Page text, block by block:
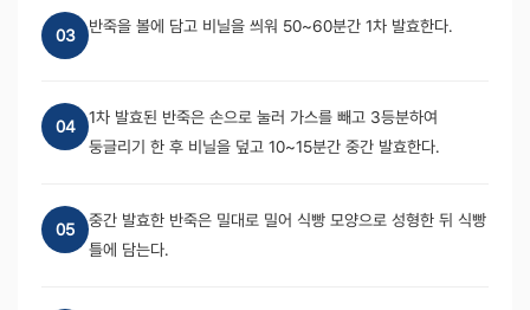
03 반죽을 볼에 담고 비닐을 씌워 50~60분간 1차 발효한다.
04
1차 발효된 반죽은 손으로 눌러 가스를 빼고 3등분하여
둥글리기 한 후 비닐을 덮고 10~15분간 중간 발효한다.
05
중간 발효한 반죽은 밀대로 밀어 식빵 모양으로 성형한 뒤 식빵
틀에 담는다.